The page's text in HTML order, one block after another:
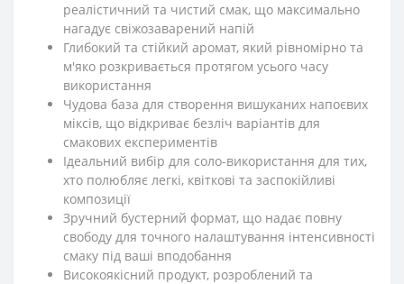
реалістичний та чистий смак, що максимально
нагадує свіжозаварений напій
Глибокий та стійкий аромат, який рівномірно та
м'яко розкривається протягом усього часу
використання
Чудова база для створення вишуканих напоєвих
міксів, що відкриває безліч варіантів для
смакових експериментів
Ідеальний вибір для соло-використання для тих,
хто полюбляє легкі, квіткові та заспокійливі
композиції
Зручний бустерний формат, що надає повну
свободу для точного налаштування інтенсивності
смаку під ваші вподобання
Високоякісний продукт, розроблений та